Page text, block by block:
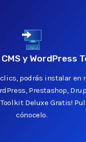
y WordPress
podrás instalar en
Prestashop,
Deluxe Gratis!
cónocelo.